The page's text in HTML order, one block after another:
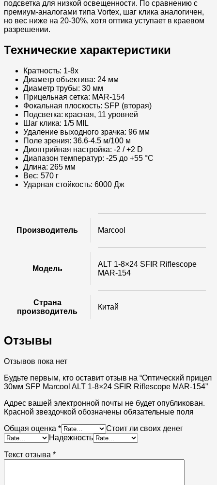
подсветка для низкой освещенности. По сравнению с
премиум-аналогами типа Vortex, шаг клика аналогичен,
но вес ниже на 20-30%, хотя оптика уступает в краевом
разрешении.
Технические характеристики​
Кратность: 1-8x​
Диаметр объектива: 24 мм​
Диаметр трубы: 30 мм​
Прицельная сетка: MAR-154​
Фокальная плоскость: SFP (вторая)​
Подсветка: красная, 11 уровней​
Шаг клика: 1/5 MIL​
Удаление выходного зрачка: 96 мм​
Поле зрения: 36.6-4.5 м/100 м​
Диоптрийная настройка: -2 / +2 D​
Диапазон температур: -25 до +55 °C​
Длина: 265 мм
Вес: 570 г
Ударная стойкость: 6000 Дж​
Производитель Marcool
Модель
ALT 1-8×24 SFIR Riflescope
MAR-154
Страна
производитель
Китай
Отзывы
Отзывов пока нет
Будьте первым, кто оставит отзыв на “Оптический прицел
30мм SFP Marcool ALT 1-8×24 SFIR Riflescope MAR-154”
Адрес вашей электронной почты не будет опубликован.
Красной звездочкой обозначены обязательные поля
Общая оценка *
Стоит ли своих денег
Надежность
Текст отзыва *